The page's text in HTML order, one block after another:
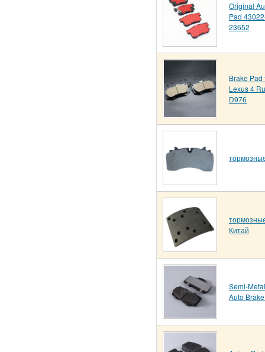
Original
Pad
23652
Brake Pad
Lexus 4
D976
Китай
Semi-
Auto